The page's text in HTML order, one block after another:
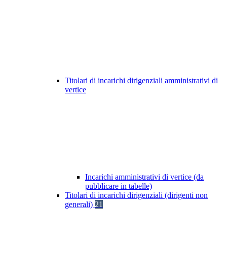
Titolari di incarichi dirigenziali amministrativi di
vertice
Incarichi amministrativi di vertice (da
pubblicare in tabelle)
Titolari di incarichi dirigenziali (dirigenti non
generali) 21